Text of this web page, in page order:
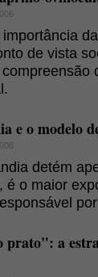
de vista
e o modelo
detém
é o maior
prato": a